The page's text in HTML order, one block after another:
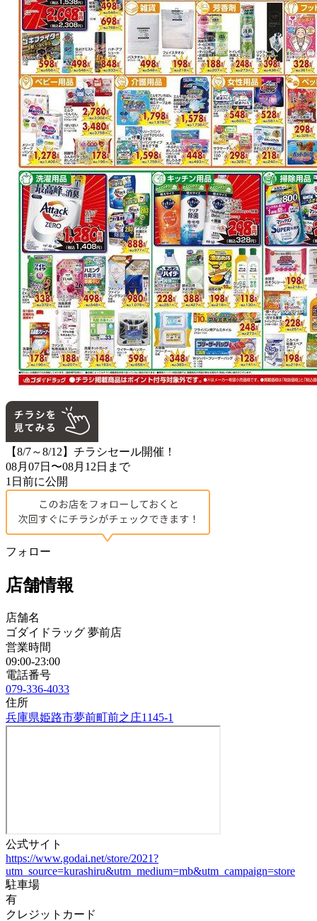
【8/7～8/12】チラシセール開催！
08月07日〜08月12日まで
1日前に公開
フォロー
店舗情報
店舗名
ゴダイドラッグ 夢前店
営業時間
09:00-23:00
電話番号
079-336-4033
住所
兵庫県姫路市夢前町前之庄1145-1
公式サイト
https://www.godai.net/store/2021?
utm_source=kurashiru&utm_medium=mb&utm_campaign=store
駐車場
有
クレジットカード